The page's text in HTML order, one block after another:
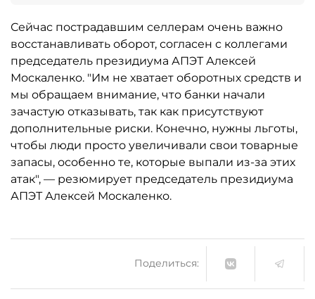
Сейчас пострадавшим селлерам очень важно
восстанавливать оборот, согласен с коллегами
председатель президиума АПЭТ Алексей
Москаленко. "Им не хватает оборотных средств и
мы обращаем внимание, что банки начали
зачастую отказывать, так как присутствуют
дополнительные риски. Конечно, нужны льготы,
чтобы люди просто увеличивали свои товарные
запасы, особенно те, которые выпали из-за этих
атак", — резюмирует председатель президиума
АПЭТ Алексей Москаленко.
Поделиться: